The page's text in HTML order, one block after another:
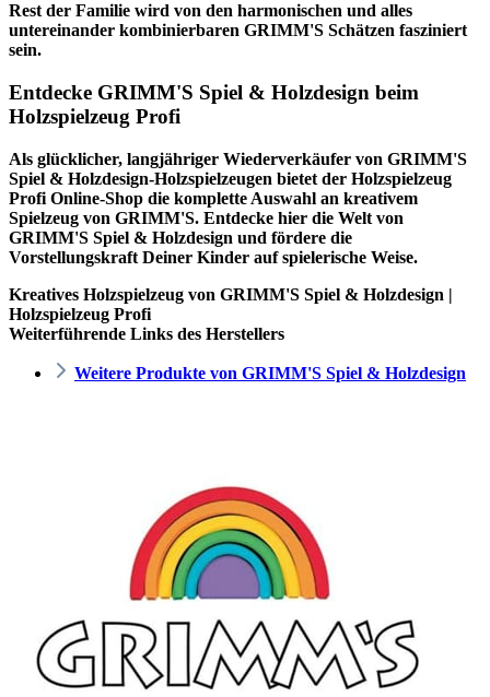
Rest der Familie wird von den harmonischen und alles
untereinander kombinierbaren GRIMM'S Schätzen fasziniert
sein.
Entdecke GRIMM'S Spiel & Holzdesign beim
Holzspielzeug Profi
Als glücklicher, langjähriger Wiederverkäufer von GRIMM'S
Spiel & Holzdesign-Holzspielzeugen bietet der Holzspielzeug
Profi Online-Shop die komplette Auswahl an kreativem
Spielzeug von GRIMM'S. Entdecke hier die Welt von
GRIMM'S Spiel & Holzdesign und fördere die
Vorstellungskraft Deiner Kinder auf spielerische Weise.
Kreatives Holzspielzeug von GRIMM'S Spiel & Holzdesign |
Holzspielzeug Profi
Weiterführende Links des Herstellers
Weitere Produkte von GRIMM'S Spiel & Holzdesign